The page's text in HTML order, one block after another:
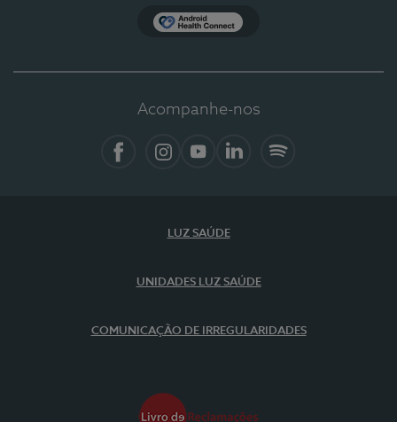
Acompanhe-nos
LUZ SAÚDE
UNIDADES LUZ SAÚDE
COMUNICAÇÃO DE IRREGULARIDADES